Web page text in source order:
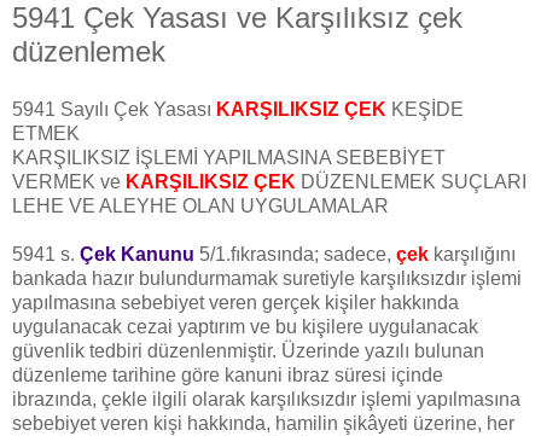
5941 Çek Yasası ve Karşılıksız çek
düzenlemek
5941 Sayılı Çek Yasası KARŞILIKSIZ ÇEK KEŞİDE
ETMEK
KARŞILIKSIZ İŞLEMİ YAPILMASINA SEBEBİYET
VERMEK ve KARŞILIKSIZ ÇEK DÜZENLEMEK SUÇLARI
LEHE VE ALEYHE OLAN UYGULAMALAR
5941 s. Çek Kanunu 5/1.fıkrasında; sadece, çek karşılığını
bankada hazır bulundurmamak suretiyle karşılıksızdır işlemi
yapılmasına sebebiyet veren gerçek kişiler hakkında
uygulanacak cezai yaptırım ve bu kişilere uygulanacak
güvenlik tedbiri düzenlenmiştir. Üzerinde yazılı bulunan
düzenleme tarihine göre kanuni ibraz süresi içinde
ibrazında, çekle ilgili olarak karşılıksızdır işlemi yapılmasına
sebebiyet veren kişi hakkında, hamilin şikâyeti üzerine, her